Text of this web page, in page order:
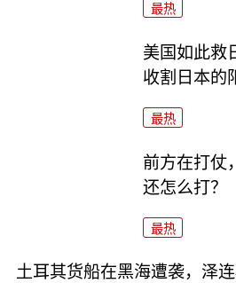
最热
美国如此救
收割日本的
最热
前方在打仗
还怎么打？
最热
土耳其货船在黑海遭袭，泽